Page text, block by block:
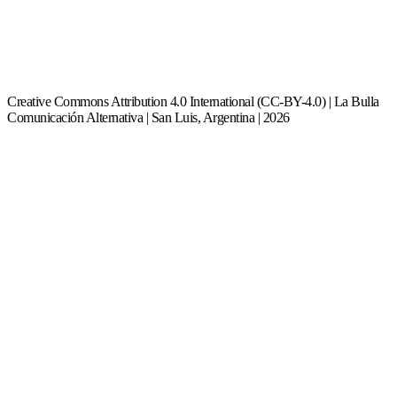
Creative Commons Attribution 4.0 International (CC-BY-4.0) | La Bulla
Comunicación Alternativa | San Luis, Argentina | 2026